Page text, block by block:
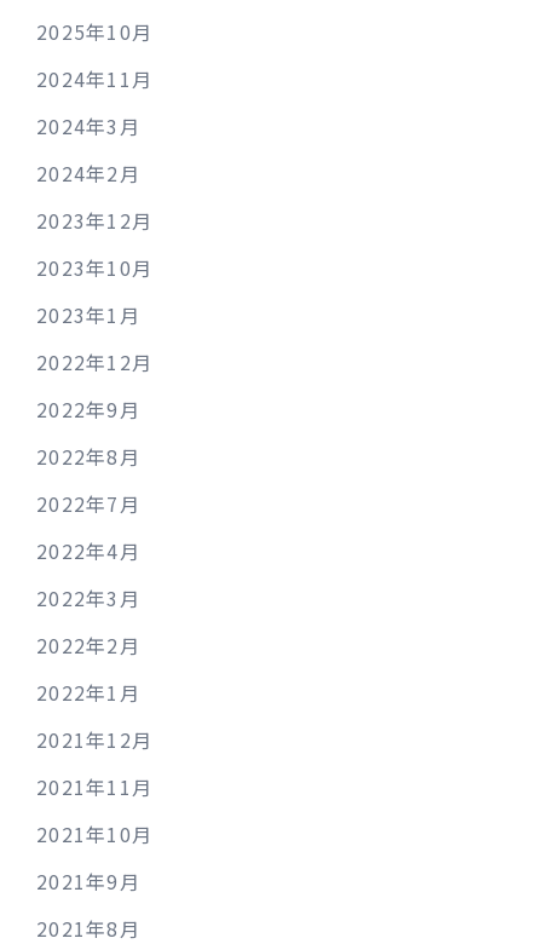
2025年10月
2024年11月
2024年3月
2024年2月
2023年12月
2023年10月
2023年1月
2022年12月
2022年9月
2022年8月
2022年7月
2022年4月
2022年3月
2022年2月
2022年1月
2021年12月
2021年11月
2021年10月
2021年9月
2021年8月